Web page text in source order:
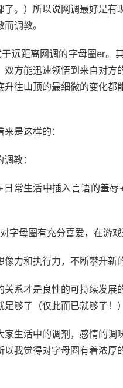
。）所以说网调最好是
调教。
远距离网调的字母圈er。
双方能迅速领悟到来自对
升往山顶的最细微的变化
是这样的：
教：
常生活中插入言语的羞
字母圈有充分喜爱，在游戏
力和执行力，不断攀升新
系才是良性的可持续发
够了（仅此而已就够了！）
生活中的调剂，感情的调
我觉得对字母圈有着浓厚